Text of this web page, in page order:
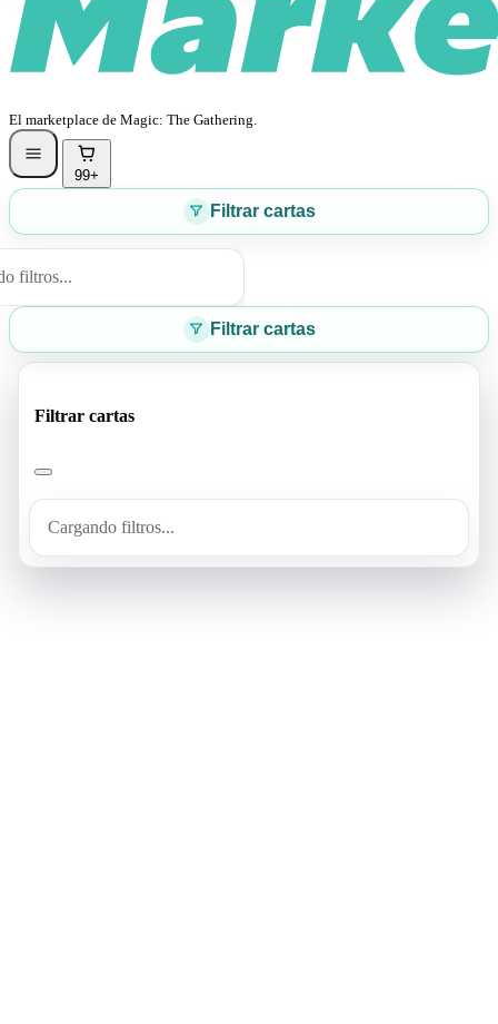
El marketplace de Magic: The Gathering.
99+
Filtrar cartas
filtros...
Filtrar cartas
Filtrar cartas
Cargando filtros...